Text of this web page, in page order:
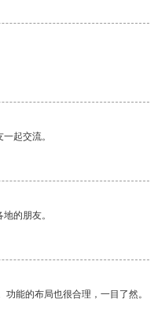
起交流。
的朋友。
能的布局也很合理，一目了然。